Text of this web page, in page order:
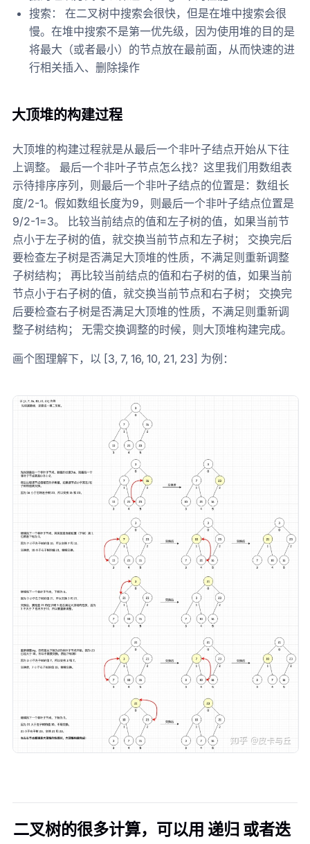
搜索： 在二叉树中搜索会很快，但是在堆中搜索会很
慢。在堆中搜索不是第一优先级，因为使用堆的目的是
将最大（或者最小）的节点放在最前面，从而快速的进
行相关插入、删除操作
大顶堆的构建过程
大顶堆的构建过程就是从最后一个非叶子结点开始从下往
上调整。 最后一个非叶子节点怎么找？这里我们用数组表
示待排序序列，则最后一个非叶子结点的位置是：数组长
度/2-1。假如数组长度为9，则最后一个非叶子结点位置是
9/2-1=3。 比较当前结点的值和左子树的值，如果当前节
点小于左子树的值，就交换当前节点和左子树； 交换完后
要检查左子树是否满足大顶堆的性质，不满足则重新调整
子树结构； 再比较当前结点的值和右子树的值，如果当前
节点小于右子树的值，就交换当前节点和右子树； 交换完
后要检查右子树是否满足大顶堆的性质，不满足则重新调
整子树结构； 无需交换调整的时候，则大顶堆构建完成。
画个图理解下，以 [3, 7, 16, 10, 21, 23] 为例：
二叉树的很多计算，可以用 递归 或者迭